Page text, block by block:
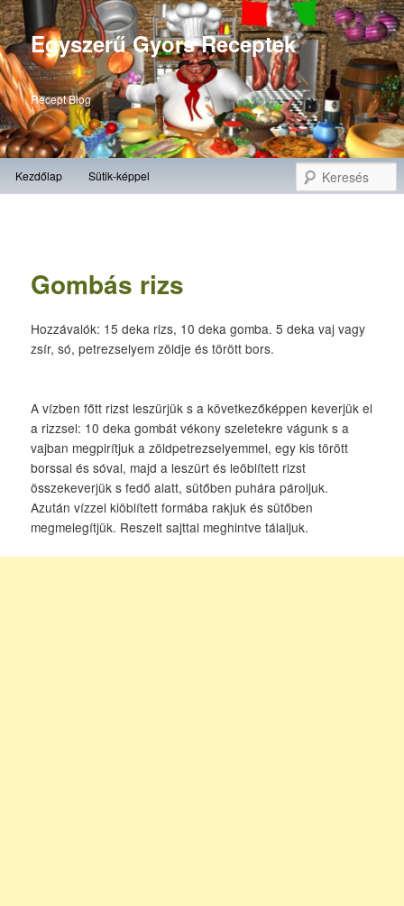
Egyszerű Gyors Receptek
Recept Blog
Tovább
tartalomra
Kezdőlap Sütik-képpel
Gombás rizs
Hozzávalók: 15 deka rizs, 10 deka gomba. 5 deka vaj vagy
zsír, só, petrezselyem zöldje és törött bors.
A vízben főtt rizst leszürjük s a következőképpen keverjük el
a rizzsel: 10 deka gombát vékony szeletekre vágunk s a
vajban megpirítjuk a zöldpetrezselyemmel, egy kis törött
borssal és sóval, majd a leszürt és leöblített rizst
összekeverjük s fedő alatt, sütőben puhára pároljuk.
Azután vízzel kiöblített formába rakjuk és sütőben
megmelegítjük. Reszelt sajttal meghintve tálaljuk.